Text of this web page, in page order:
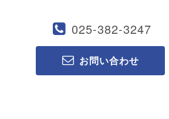
025-382-3247
お問い合わせ